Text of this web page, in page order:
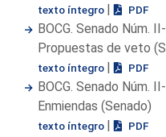
texto íntegro | PDF
BOCG. Senado Núm.
Propuestas de veto
texto íntegro | PDF
BOCG. Senado Núm.
Enmiendas (Senado)
texto íntegro | PDF